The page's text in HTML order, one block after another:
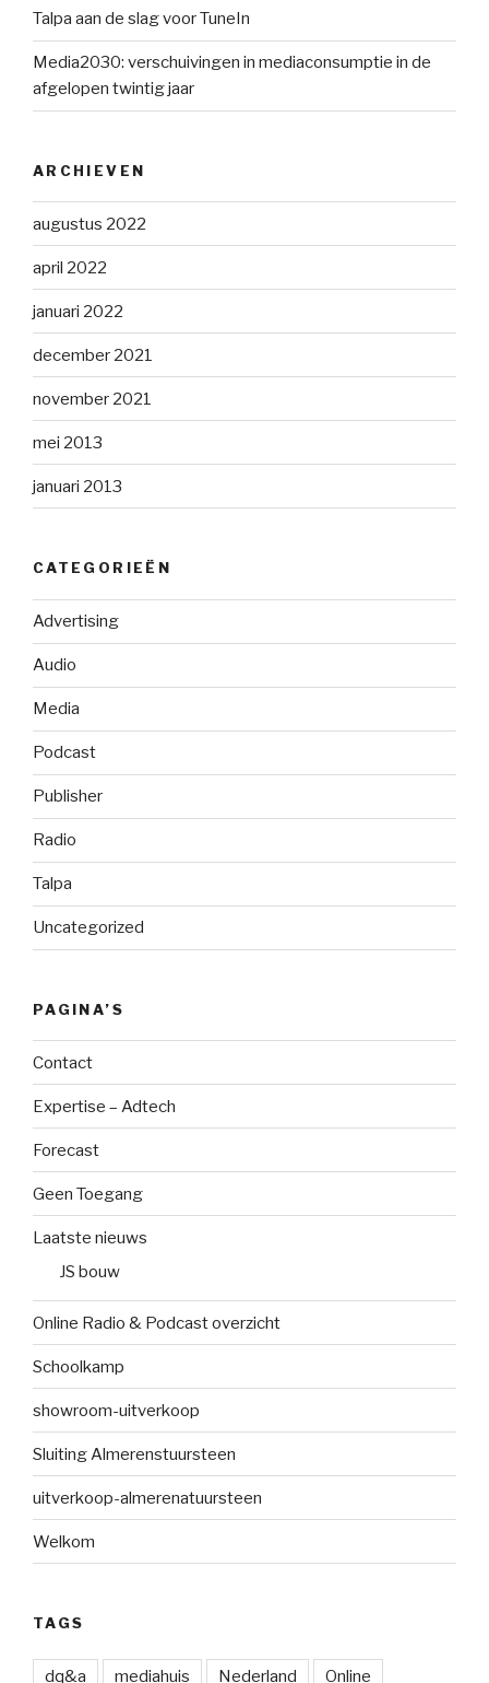
Talpa aan de slag voor TuneIn
Media2030: verschuivingen in mediaconsumptie in de
afgelopen twintig jaar
ARCHIEVEN
augustus 2022
april 2022
januari 2022
december 2021
november 2021
mei 2013
januari 2013
CATEGORIEËN
Advertising
Audio
Media
Podcast
Publisher
Radio
Talpa
Uncategorized
PAGINA’S
Contact
Expertise – Adtech
Forecast
Geen Toegang
Laatste nieuws
JS bouw
Online Radio & Podcast overzicht
Schoolkamp
showroom-uitverkoop
Sluiting Almerenstuursteen
uitverkoop-almerenatuursteen
Welkom
TAGS
dq&a mediahuis Nederland Online